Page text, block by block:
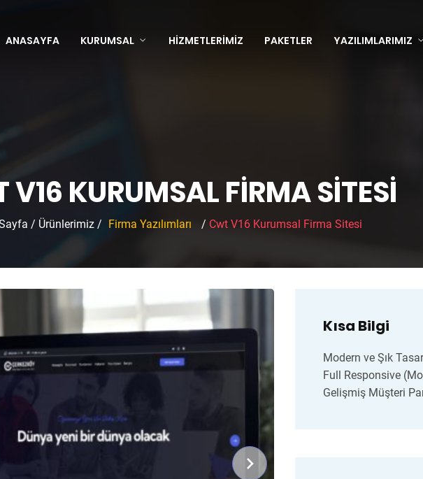
ANASAYFA KURUMSAL HIZMETLERIMIZ PAKETLER YAZILIMLARIMIZ
V16 KURUMSAL FIRMA SITESI
/ Ürünlerimiz / Firma Yazılımları / Cwt V16 Kurumsal Firma Sitesi
Kısa Bilgi
Modern ve Şık
Full Responsive
Gelişmiş Müşteri